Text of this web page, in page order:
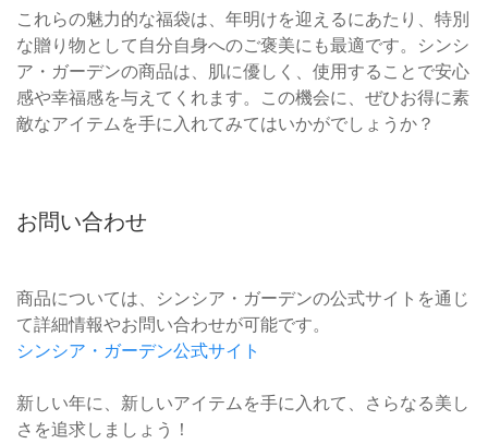
これらの魅力的な福袋は、年明けを迎えるにあたり、特別
な贈り物として自分自身へのご褒美にも最適です。シンシ
ア・ガーデンの商品は、肌に優しく、使用することで安心
感や幸福感を与えてくれます。この機会に、ぜひお得に素
敵なアイテムを手に入れてみてはいかがでしょうか？
お問い合わせ
商品については、シンシア・ガーデンの公式サイトを通じ
て詳細情報やお問い合わせが可能です。
シンシア・ガーデン公式サイト
新しい年に、新しいアイテムを手に入れて、さらなる美し
さを追求しましょう！